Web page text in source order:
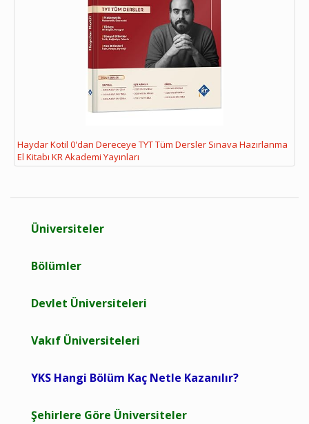
Haydar Kotil 0'dan Dereceye TYT Tüm Dersler Sınava Hazırlanma
El Kitabı KR Akademi Yayınları
Üniversiteler
Bölümler
Devlet Üniversiteleri
Vakıf Üniversiteleri
YKS Hangi Bölüm Kaç Netle Kazanılır?
Şehirlere Göre Üniversiteler